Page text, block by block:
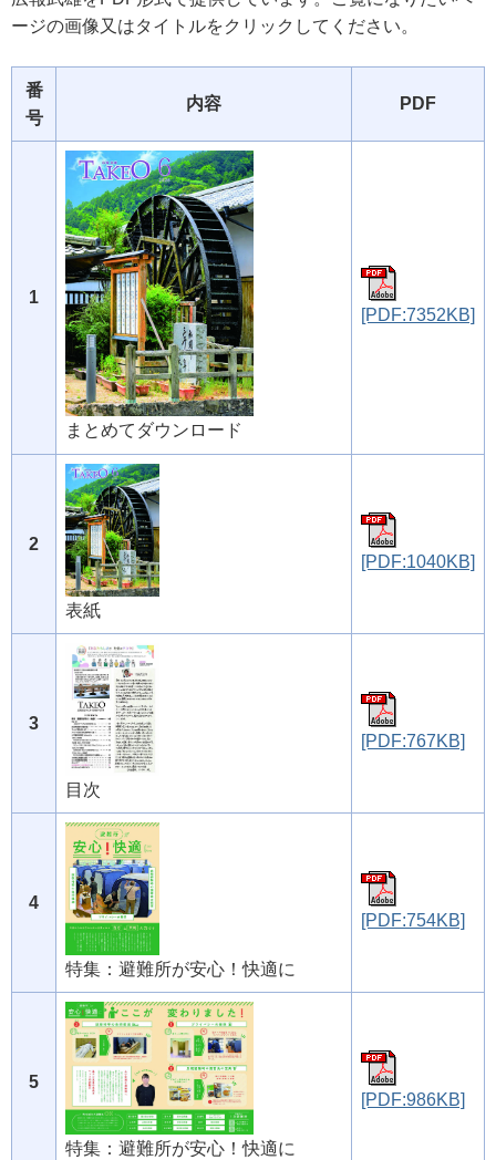
ージの画像又はタイトルをクリックしてください。
番
号
内容 PDF
1
まとめてダウンロード
[PDF:7352KB]
2
表紙
[PDF:1040KB]
3
目次
[PDF:767KB]
4
特集：避難所が安心！快適に
[PDF:754KB]
5
特集：避難所が安心！快適に
[PDF:986KB]